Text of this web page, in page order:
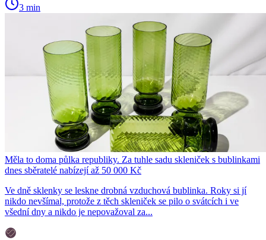
3 min
Měla to doma půlka republiky. Za tuhle sadu skleniček s bublinkami
dnes sběratelé nabízejí až 50 000 Kč
Ve dně sklenky se leskne drobná vzduchová bublinka. Roky si jí
nikdo nevšímal, protože z těch skleniček se pilo o svátcích i ve
všední dny a nikdo je nepovažoval za...